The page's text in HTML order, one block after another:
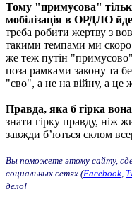
Тому "примусова"
мобілізація в ОРДЛО
треба робити жертву з
такими темпами ми скоро
же теж путін "примусово"
поза рамками закону та
"сво", а не на війну, а це
Правда, яка б гірка
знати гірку правду, ніж
завжди б’ються склом
Вы поможете этому сайту,
социальных сетях (Facebook,
дело!